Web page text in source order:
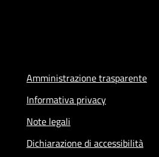
Amministrazione trasparente
Informativa privacy
Note legali
Dichiarazione di accessibilità